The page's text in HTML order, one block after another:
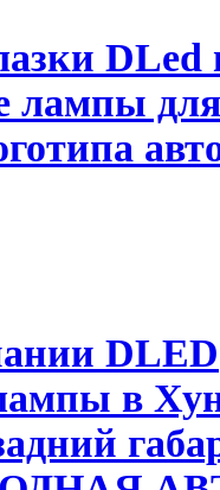
DLed
лампы
DLED
в